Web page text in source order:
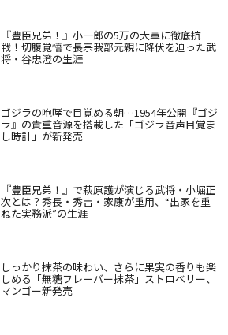
『豊臣兄弟！』小一郎の5万の大軍に徹底抗
戦！切腹覚悟で長宗我部元親に降伏を迫った武
将・谷忠澄の生涯
ゴジラの咆哮で目覚める朝…1954年公開『ゴジ
ラ』の貴重音源を搭載した「ゴジラ音声目覚ま
し時計」が新発売
『豊臣兄弟！』で萩原護が演じる武将・小堀正
次とは？秀長・秀吉・家康が重用、“出家を重
ねた実務派”の生涯
しっかり抹茶の味わい、さらに果実の香りも楽
しめる「無糖フレーバー抹茶」ストロベリー、
マンゴー新発売